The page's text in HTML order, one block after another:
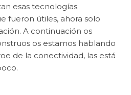
esas tecnologías
fueron útiles, ahora solo
A continuación os
os estamos hablando
de la conectividad, las está